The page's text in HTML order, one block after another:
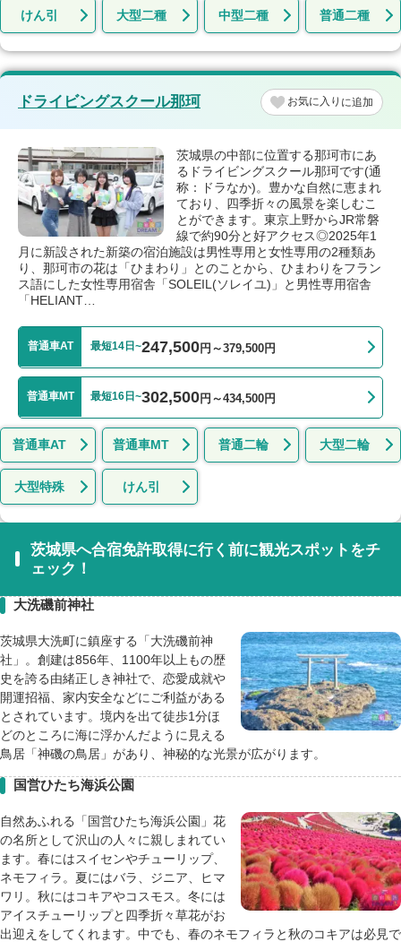
けん引 大型二種 中型二種 普通二種
ドライビングスクール那珂 お気に入り
茨城県の中部に位置する那珂市にあ
るドライビングスクール那珂です(通
称：ドラなか)。豊かな自然に恵まれ
ており、四季折々の風景を楽しむこ
とができます。東京上野からJR常磐
線で約90分と好アクセス◎2025年1
月に新設された新築の宿泊施設は男性専用と女性専用の2種類あ
り、那珂市の花は「ひまわり」とのことから、ひまわりをフラン
ス語にした女性専用宿舎「SOLEIL(ソレイユ)」と男性専用宿舎
「HELIANT…
普通車AT 最短14日~247,500円～379,500円
普通車MT 最短16日~302,500円～434,500円
普通車AT 普通車MT 普通二輪 大型二輪
大型特殊 けん引
茨城県へ合宿免許取得に行く前に観光スポットをチ
ェック！
大洗磯前神社
茨城県大洗町に鎮座する「大洗磯前神
社」。創建は856年、1100年以上もの歴
史を誇る由緒正しき神社で、恋愛成就や
開運招福、家内安全などにご利益がある
とされています。境内を出て徒歩1分ほ
どのところに海に浮かんだように見える
鳥居「神磯の鳥居」があり、神秘的な光景が広がります。
国営ひたち海浜公園
自然あふれる「国営ひたち海浜公園」花
の名所として沢山の人々に親しまれてい
ます。春にはスイセンやチューリップ、
ネモフィラ。夏にはバラ、ジニア、ヒマ
ワリ。秋にはコキアやコスモス。冬には
アイスチューリップと四季折々草花がお
出迎えをしてくれます。中でも、春のネモフィラと秋のコキアは必見で